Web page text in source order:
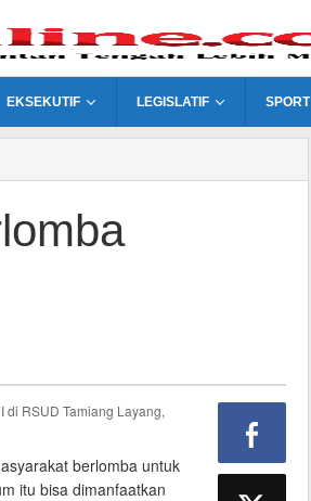
EKSEKUTIF LEGISLATIF SPORT
berlomba untuk
itu bisa dimanfaatkan